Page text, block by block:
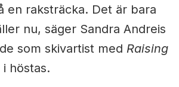
en raksträcka. Det är bara
nu, säger Sandra Andreis
som skivartist med Raising
i höstas.